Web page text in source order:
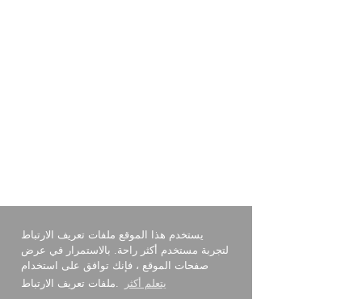
يستخدم هذا الموقع ملفات تعريف الارتباط
لتجربة مستخدم أكثر راحة. بالاستمرار في عرض
صفحات الموقع ، فإنك توافق على استخدام
ملفات تعريف الارتباط.
يتعلم أكثر